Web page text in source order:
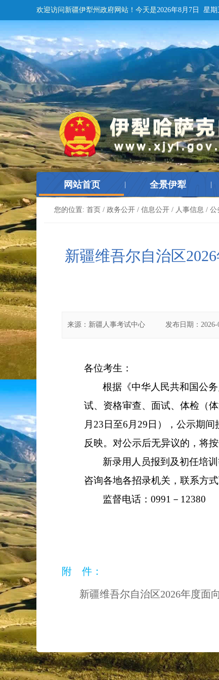
欢迎访问新疆伊犁州政府网站！ 今天是2026年8月7日 星期
网站首页 全景伊犁
您的位置: 首页 / 政务公开 / 信息公开 / 人事信息 / 公
新疆维吾尔自治区
来源： 新疆人事考试中心 发布日期： 2026-
各位考生：
根据《中华人民共和国公
试、资格审查、面试、 体检（
月 23日至6 月 29日 ） ，公示期
反映。对公示后无异议的，将
新录用人员报到及初任培
咨询各地各招录机关，联系方
监督电话：0991 － 12380
附 件：
新疆维吾尔自治区2026年度面